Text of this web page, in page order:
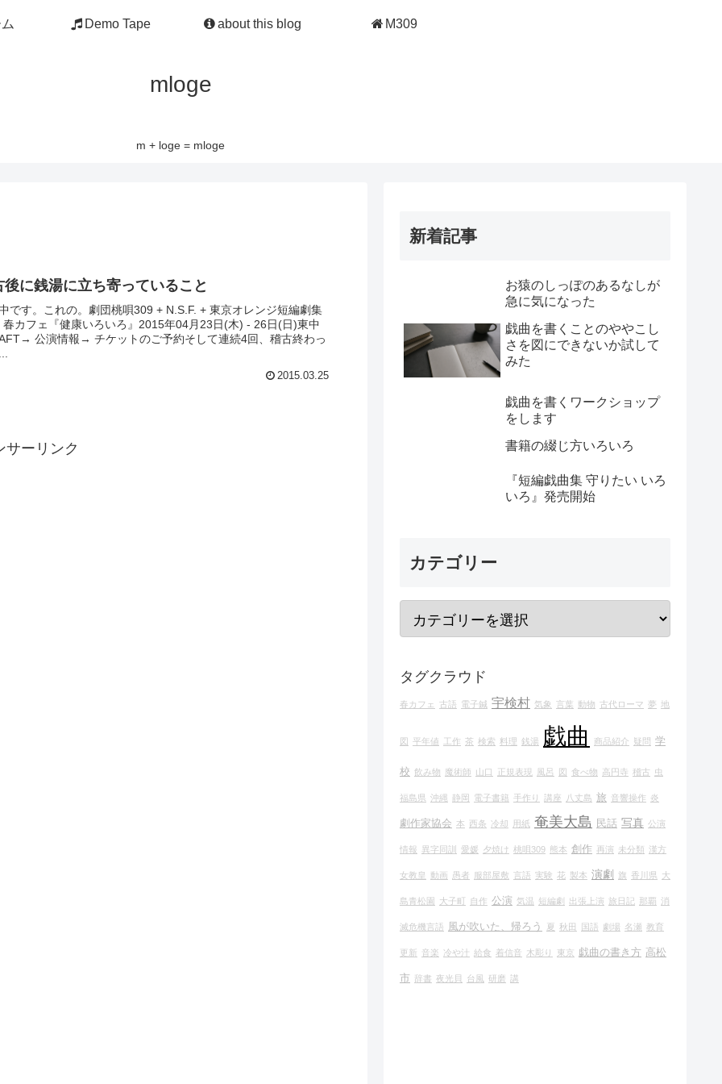
mloge
m + loge = mloge
Demo Tape about this blog M309
後に銭湯に立ち寄っていること
です。これの。劇団桃唄309 + N.S.F. + 東京オレンジ短編劇集
春カフェ『健康いろいろ』2015年04月23日(木) - 26日(日)東中
公演情報→ チケットのご予約そして連続4回、稽古終わっ
2015.03.25
サーリンク
新着記事
お猿のしっぽのあるなしが
急に気になった
戯曲を書くことのややこし
さを図にできないか試して
みた
戯曲を書くワークショップ
をします
書籍の綴じ方いろいろ
『短編戯曲集 守りたい いろ
いろ』発売開始
カテゴリー
タグクラウド
春カフェ 古語 電子鍼 宇検村 気象 言葉 動物 古代ローマ 夢 地
図 平年値 工作 茶 検索 料理 銭湯 戯曲 商品紹介 疑問 学
校 飲み物 魔術師 山口 正規表現 風呂 図 食べ物 高円寺 稽古 虫
福島県 沖縄 静岡 電子書籍 手作り 講座 八丈島 旅 音響操作 炎
劇作家協会 本 西条 冷却 用紙 奄美大島 民話 写真 公演
情報 異字同訓 愛媛 夕焼け 桃唄309 熊本 創作 再演 未分類 漢方
女教皇 動画 愚者 服部屋敷 言語 実験 花 製本 演劇 旗 香川県 大
島青松園 大子町 自作 公演 気温 短編劇 出張上演 旅日記 那覇 消
滅危機言語 風が吹いた、帰ろう 夏 秋田 国語 劇場 名瀬 教育
更新 音楽 冷や汁 給食 着信音 木彫り 東京 戯曲の書き方 高松
市 辞書 夜光貝 台風 研磨 講